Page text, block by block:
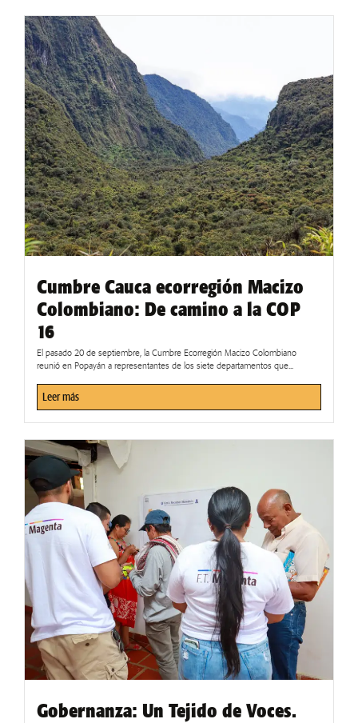
Cumbre Cauca ecorregión Macizo
Colombiano: De camino a la COP
16
El pasado 20 de septiembre, la Cumbre Ecorregión Macizo Colombiano
reunió en Popayán a representantes de los siete departamentos que...
Leer más
Gobernanza: Un Tejido de Voces.